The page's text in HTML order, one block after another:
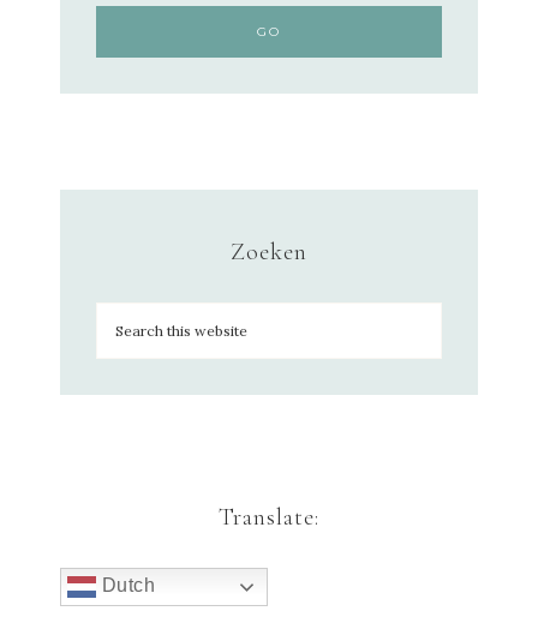
Zoeken
Translate:
Dutch